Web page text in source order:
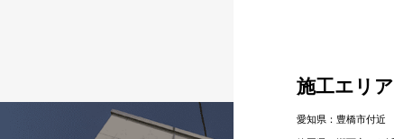
施工エリア
愛知県：豊橋市付近